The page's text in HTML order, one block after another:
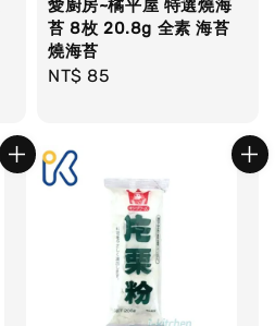
愛廚房~橘平屋 特選燒海
苔 8枚 20.8g 全素 海苔
燒海苔
Regular
NT$ 85